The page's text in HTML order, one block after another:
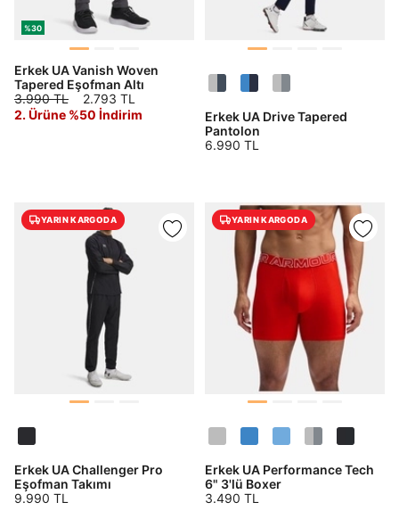
%30
Erkek UA Vanish Woven
Tapered Eşofman Altı
3.990 TL
2.793 TL
2. Ürüne %50 İndirim
Erkek UA Drive Tapered
Pantolon
6.990 TL
YARIN KARGODA
Erkek UA Challenger Pro
Eşofman Takımı
9.990 TL
YARIN KARGODA
Erkek UA Performance Tech
6" 3'lü Boxer
3.490 TL
Şifre
göster
Beni Hatırla Şifremi Unuttum
Giriş Yap
Soyad*
Telefon Numarası*
E-posta Adresi*